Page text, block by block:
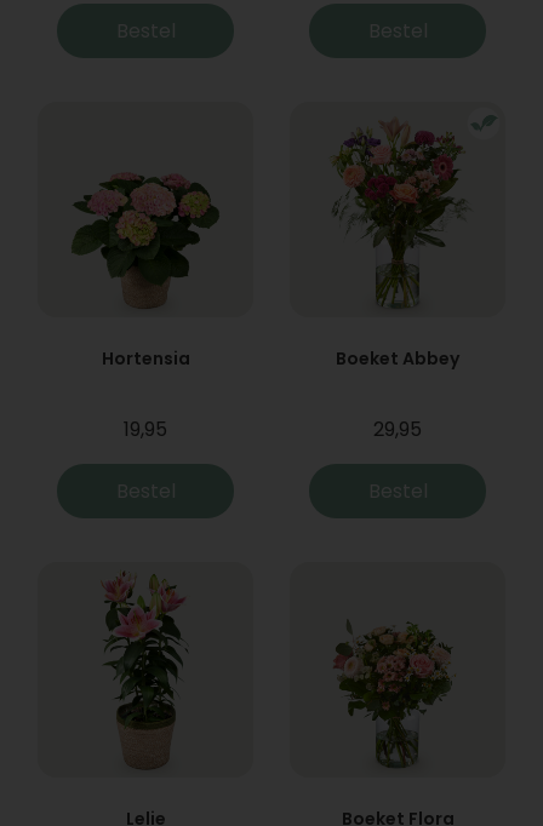
Bestel Bestel
Hortensia
19,95
Bestel
Boeket Abbey
29,95
Bestel
Lelie Boeket Flora